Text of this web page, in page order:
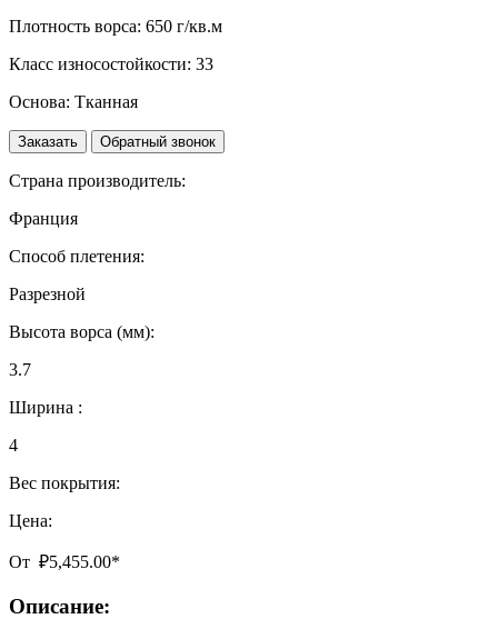
Плотность ворса: 650 г/кв.м
Класс износостойкости: 33
Основа: Тканная
Заказать Обратный звонок
Страна производитель:
Франция
Способ плетения:
Разрезной
Высота ворса (мм):
3.7
Ширина :
4
Вес покрытия:
Цена:
От ₽5,455.00*
Описание: